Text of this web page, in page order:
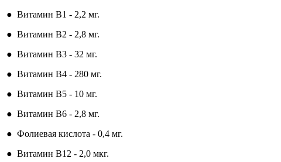
● Витамин B1 - 2,2 мг.
● Витамин B2 - 2,8 мг.
● Витамин B3 - 32 мг.
● Витамин B4 - 280 мг.
● Витамин B5 - 10 мг.
● Витамин B6 - 2,8 мг.
● Фолиевая кислота - 0,4 мг.
● Витамин B12 - 2,0 мкг.